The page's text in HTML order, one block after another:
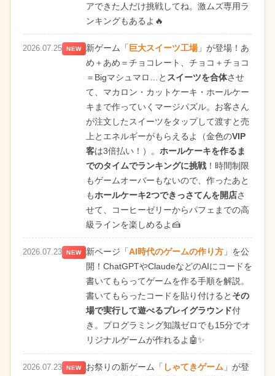
アできた人だけ挑戦してね。激ムズ専用ラ
ンキングもあるよ🔥
2026.07.25 NEW 新ゲーム「 巨大スイーツ工場」が登場！あ
め＋あめ＝チョコレート、チョコ＋チョコ
＝Bigマシュマロ…と スイーツを合体させ
て、マカロン・カットケーキ・ホールケー
キまで作っていくマージパズル。お客さん
が注文したスイーツをタップして渡すと売
上とエネルギーがもらえるよ（金色のVIP
客は3倍払い！）。 ホールケーキを作るま
でのタイムでランキングに挑戦！時間制限
もゲームオーバーもないので、作ったあと
もホールケーキ2つできっさてんを開店さ
せて、コーヒーゼリーからパフェまでの高
級ラインを楽しめるよ🍰
2026.07.23 NEW 新ページ「AI時代のゲームの作り方」を公
開！ChatGPTやClaudeなどのAIにコードを
書いてもらってゲームを作る手順を解説。
書いてもらったコードを貼り付けると その
場で実行して遊べるプレイグラウンド付
き。プログラミング知識ゼロでも15分でオ
リジナルゲームが作れるよ🤖✨
2026.07.23 NEW お祭りの新ゲーム「 しゃてきゲーム 」が登